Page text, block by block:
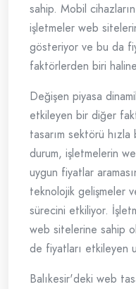
sahip. Mobil cihazların
işletmeler web
gösteriyor ve bu da
faktörlerden biri
Değişen piyasa
etkileyen bir diğer
tasarım sektörü
durum, işletmelerin
uygun fiyatlar
teknolojik gelişmeler
sürecini etkiliyor.
web sitelerine sahip
de fiyatları etkileyen
Balıkesir'deki web